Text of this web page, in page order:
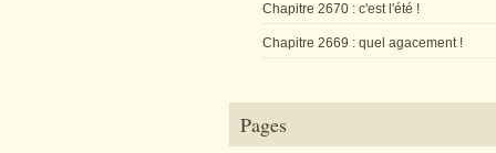
Chapitre 2670 : c'est l'été !
Chapitre 2669 : quel agacement !
Pages